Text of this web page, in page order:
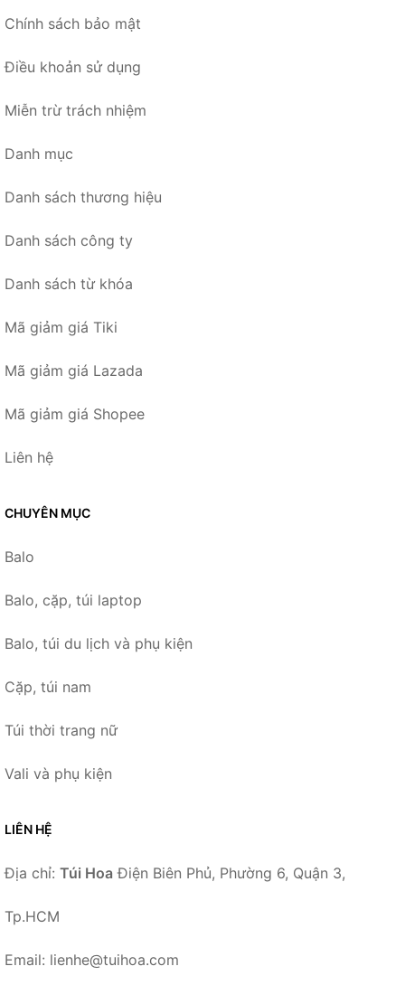
Chính sách bảo mật
Điều khoản sử dụng
Miễn trừ trách nhiệm
Danh mục
Danh sách thương hiệu
Danh sách công ty
Danh sách từ khóa
Mã giảm giá Tiki
Mã giảm giá Lazada
Mã giảm giá Shopee
Liên hệ
CHUYÊN MỤC
Balo
Balo, cặp, túi laptop
Balo, túi du lịch và phụ kiện
Cặp, túi nam
Túi thời trang nữ
Vali và phụ kiện
LIÊN HỆ
Địa chỉ: Túi Hoa Điện Biên Phủ, Phường 6, Quận 3,
Tp.HCM
Email: lienhe@tuihoa.com